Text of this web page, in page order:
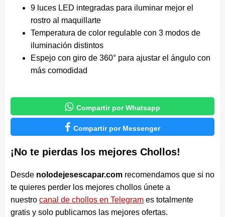
9 luces LED integradas para iluminar mejor el
rostro al maquillarte
Temperatura de color regulable con 3 modos de
iluminación distintos
Espejo con giro de 360° para ajustar el ángulo con
más comodidad
 Compartir por Whatsapp
 Compartir por Messenger
¡No te pierdas los mejores Chollos!
Desde nolodejesescapar.comrecomendamos que si no
te quieres perder los mejores chollos únete a
nuestro canal de chollos en Telegrames totalmente
gratis y solo publicamos las mejores ofertas.